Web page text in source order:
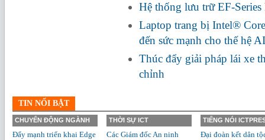
Hệ thống lưu trữ EF-
Laptop trang bị Intel®
đến sức mạnh cho thế hệ
Thúc đẩy giải pháp lái xe
chỉnh
TIN NỔI BẬT
CHUYỂN ĐỘNG NGÀNH
Đẩy mạnh triển khai Edge
THỜI SỰ ICT
Các Giám đốc An ninh
TIẾNG NÓI
Đại đoàn kết dân